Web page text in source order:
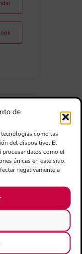
de
tecnologías como las
del dispositivo. El
datos como el
únicas en este sitio.
negativamente a